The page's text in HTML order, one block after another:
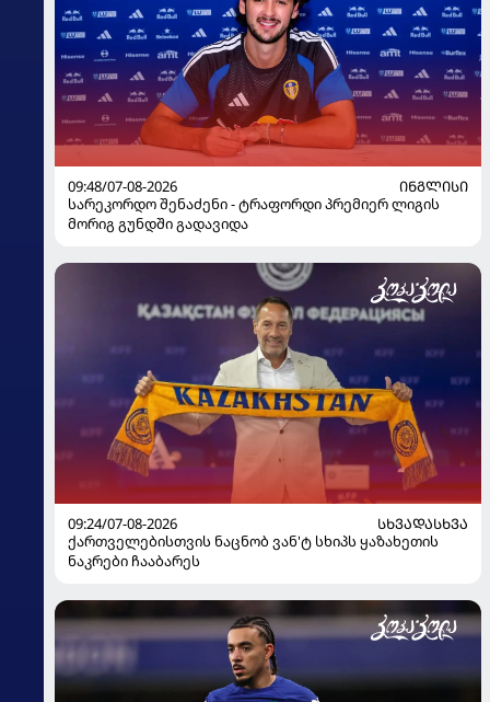
09:48/07-08-2026
ᲘᲜᲒᲚᲘᲡᲘ
სარეკორდო შენაძენი - ტრაფორდი პრემიერ ლიგის
მორიგ გუნდში გადავიდა
09:24/07-08-2026
ᲡᲮᲕᲐᲓᲐᲡᲮᲕᲐ
ქართველებისთვის ნაცნობ ვან'ტ სხიპს ყაზახეთის
ნაკრები ჩააბარეს